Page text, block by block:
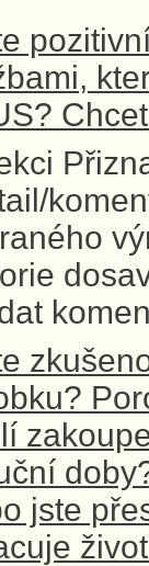
jste